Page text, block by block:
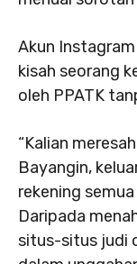
Akun
kisah seorang
oleh PPATK
“Kalian
Bayangin,
rekening
Daripada
situs-situs judi